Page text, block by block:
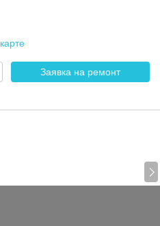
Заявка на ремонт